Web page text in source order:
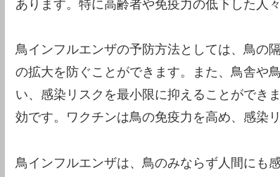
あります。特に高齢者や免疫力の低下した人
鳥インフルエンザの予防方法としては、鳥の
の拡大を防ぐことができます。また、鳥舎や
い、感染リスクを最小限に抑えることができ
効です。ワクチンは鳥の免疫力を高め、感染
鳥インフルエンザは、鳥のみならず人間にも